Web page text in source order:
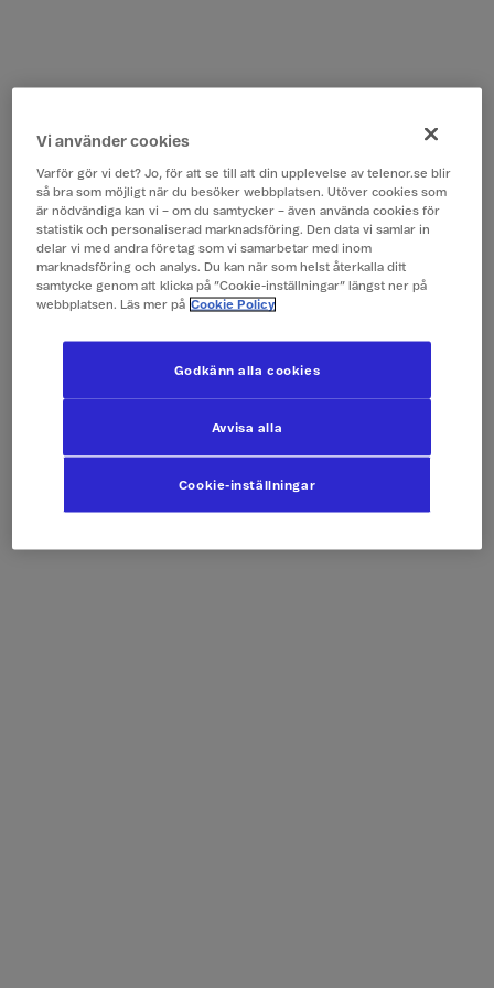
Vi använder cookies
Varför gör vi det? Jo, för att se till att din upplevelse av telenor.se blir
så bra som möjligt när du besöker webbplatsen. Utöver cookies som
är nödvändiga kan vi – om du samtycker – även använda cookies för
statistik och personaliserad marknadsföring. Den data vi samlar in
delar vi med andra företag som vi samarbetar med inom
marknadsföring och analys. Du kan när som helst återkalla ditt
samtycke genom att klicka på ”Cookie-inställningar” längst ner på
webbplatsen. Läs mer på Cookie Policy
Cookie-inställningar
Avvisa alla
Godkänn alla cookies